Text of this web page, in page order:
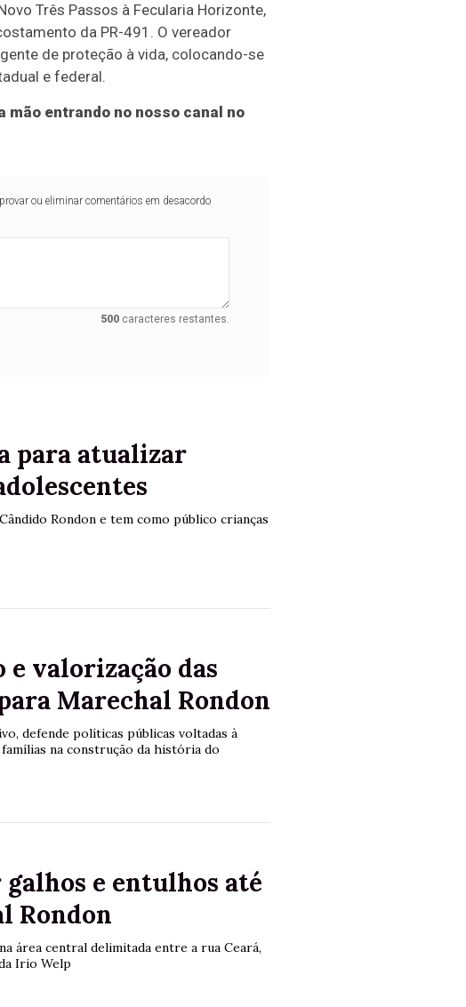
Três Passos à Fecularia Horizonte,
da PR-491. O vereador
de proteção à vida, colocando-se
e federal.
entrando no nosso canal no
ou eliminar comentários em desacordo
500 caracteres restantes.
para atualizar
Rondon e tem como público crianças
valorização das
Marechal Rondon
defende políticas públicas voltadas à
na construção da história do
e entulhos até
Rondon
área central delimitada entre a rua Ceará,
Irio Welp